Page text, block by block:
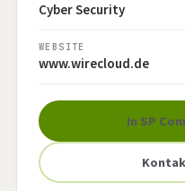
Cyber Security
WEBSITE
www.wirecloud.de
In SP